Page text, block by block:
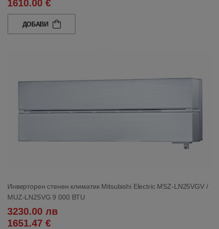
1610.00 €
ДОБАВИ
Инверторен стенен климатик Mitsubishi Electric MSZ-LN25VGV /
MUZ-LN25VG 9 000 BTU
3230.00 лв
1651.47 €